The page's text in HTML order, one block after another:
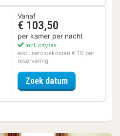
Vanaf
€ 103,50
per kamer per nacht
incl. citytax
excl. servicekosten € 10 per
reservering
Zoek datumvoor Family